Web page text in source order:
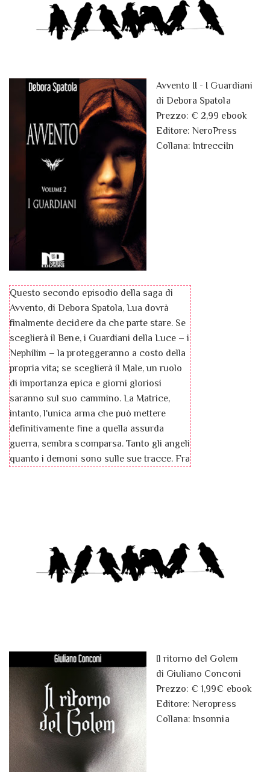
segnerà un momento storico per
l’imprenditoria italiana, facendo di Ronnie
uno degli uomini più ricchi del pianeta. Il
ciò che ha costruito negli ultimi ventitré
anni. Qual è il mistero che si nasconde
dietro questo gesto? Mentre il Governo
annaspa, la recessione incombe e la
Protesta dei Porcelli infuria nelle strade, il
segreto del protagonista verrà svelato a
poco a poco grazie all'intervento di
Ragazzo, un aspirante giornalista in cui
Ronnie si imbatte all’inizio del libro e a cui,
per un’intuizione, deciderà di affidare la
Avvento II - I Guardiani
di Debora Spatola
Prezzo: € 2,99 ebook
Editore: NeroPress
Collana: IntrecciIn
Questo secondo episodio della saga di
Avvento, di Debora Spatola, Lua dovrà
finalmente decidere da che parte stare. Se
sceglierà il Bene, i Guardiani della Luce – i
Nephilim – la proteggeranno a costo della
propria vita; se sceglierà il Male, un ruolo
di importanza epica e giorni gloriosi
saranno sul suo cammino. La Matrice,
intanto, l'unica arma che può mettere
definitivamente fine a quella assurda
guerra, sembra scomparsa. Tanto gli angeli
quanto i demoni sono sulle sue tracce. Fra
Il ritorno del Golem
di Giuliano Conconi
Prezzo: € 1,99€ ebook
Editore: Neropress
Collana: Insonnia